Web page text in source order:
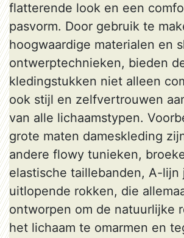
flatterende look en een
pasvorm. Door gebruik te
hoogwaardige materialen en
ontwerptechnieken, bieden
kledingstukken niet alleen
ook stijl en zelfvertrouwen
van alle lichaamstypen.
grote maten dameskleding
andere flowy tunieken,
elastische taillebanden, A-lijn
uitlopende rokken, die
ontworpen om de natuurlijke
het lichaam te omarmen en